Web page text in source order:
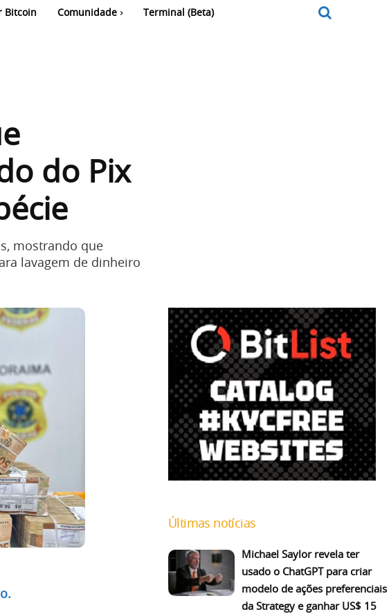
Bitcoin Comunidade Terminal (Beta)
do Pix
mostrando que
lavagem de dinheiro
Últimas notícias
Michael Saylor revela ter
usado o ChatGPT para criar
modelo de ações preferenciais
da Strategy e ganhar US$ 15